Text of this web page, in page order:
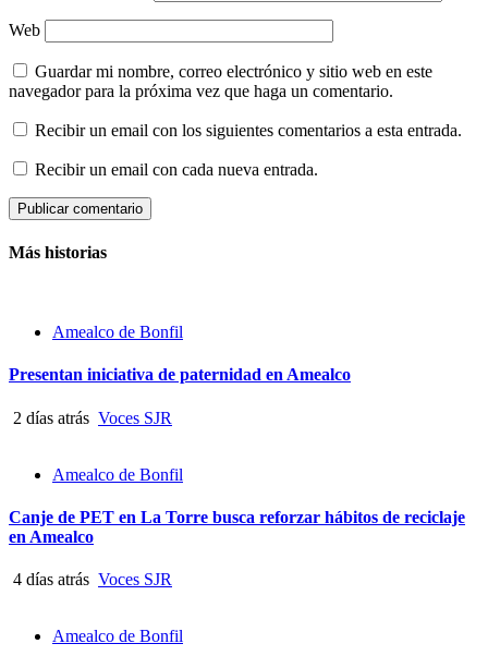
Web
Guardar mi nombre, correo electrónico y sitio web en este
navegador para la próxima vez que haga un comentario.
Recibir un email con los siguientes comentarios a esta entrada.
Recibir un email con cada nueva entrada.
Más historias
Amealco de Bonfil
Presentan iniciativa de paternidad en Amealco
2 días atrás Voces SJR
Amealco de Bonfil
Canje de PET en La Torre busca reforzar hábitos de reciclaje
en Amealco
4 días atrás Voces SJR
Amealco de Bonfil